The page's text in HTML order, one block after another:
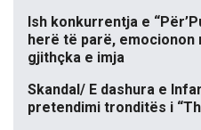
Ish konkurrentja e
herë të parë, emocionon
gjithçka e imja
Skandal/ E dashura e
pretendimi tronditës i